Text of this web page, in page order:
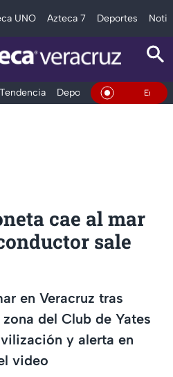
UNO Azteca 7 Deportes
Deportes Espectáculos
En Vivo
cae al mar
sale
en Veracruz tras
del Club de Yates
y alerta en
video